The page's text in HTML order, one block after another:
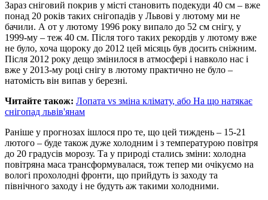
Зараз сніговий покрив у місті становить подекуди 40 см – вже
понад 20 років таких снігопадів у Львові у лютому ми не
бачили. А от у лютому 1996 року випало до 52 см снігу, у
1999-му – теж 40 см. Після того таких рекордів у лютому вже
не було, хоча щороку до 2012 цей місяць був досить сніжним.
Після 2012 року дещо змінилося в атмосфері і навколо нас і
вже у 2013-му році снігу в лютому практично не було –
натомість він випав у березні.
Читайте також: Лопата vs зміна клімату, або На що натякає
снігопад львів'янам
Раніше у прогнозах ішлося про те, що цей тиждень – 15-21
лютого – буде також дуже холодним і з температурою повітря
до 20 градусів морозу. Та у природі стались зміни: холодна
повітряна маса трансформувалася, тож тепер ми очікуємо на
вологі прохолодні фронти, що прийдуть із заходу та
північного заходу і не будуть аж такими холодними.